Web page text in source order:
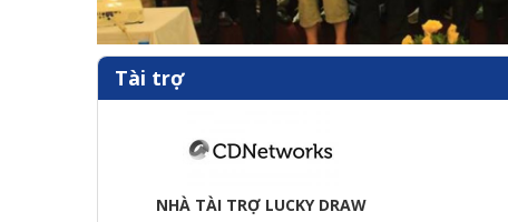
Tài trợ
NHÀ TÀI TRỢ LUCKY DRAW